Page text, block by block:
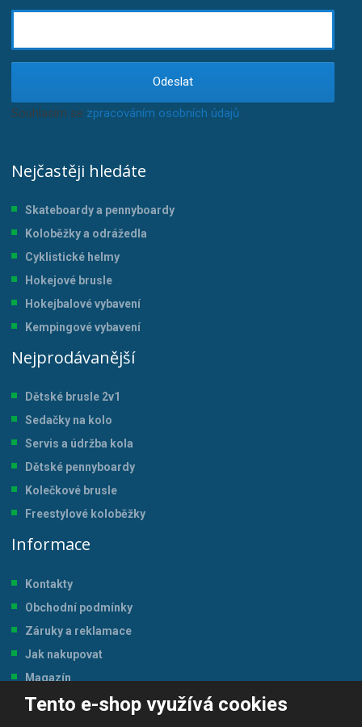
Tento e-shop využívá cookies
Odeslat
Souhlasím se zpracováním osobních údajů.
Nejčastěji hledáte
Skateboardy a pennyboardy
Koloběžky a odrážedla
Cyklistické helmy
Hokejové brusle
Hokejbalové vybavení
Kempingové vybavení
Nejprodávanější
Dětské brusle 2v1
Sedačky na kolo
Servis a údržba kola
Dětské pennyboardy
Kolečkové brusle
Freestylové koloběžky
Informace
Kontakty
Obchodní podmínky
Záruky a reklamace
Jak nakupovat
Magazín
Tabulka velikostí